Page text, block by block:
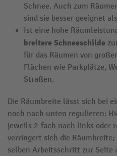
Schnee. Auch zum
sind sie besser geeignet
Ist eine hohe
breitere Schneeschilde
für das Räumen von
Flächen wie Parkplätze,
Straßen.
Die Räumbreite lässt sich bei
noch nach unten regulieren:
jeweils 2-fach nach links oder
verringert sich die Räumbreite;
selben Arbeitsschritt zur Seite